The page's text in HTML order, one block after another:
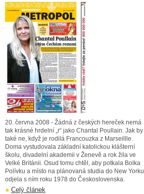
20. června 2008 - Žádná z českých hereček nemá
tak krásné hrdelní „r“ jako Chantal Poullain. Jak by
také ne, když je rodilá Francouzka z Marseillle.
Doma vystudovala základní katolickou klášterní
školu, divadelní akademii v Ženevě a rok žila ve
Velké Británii. Osud tomu chtěl, aby potkala Bolka
Polívku a místo na plánovaná studia do New Yorku
odjela s ním roku 1978 do Československa.
Celý článek